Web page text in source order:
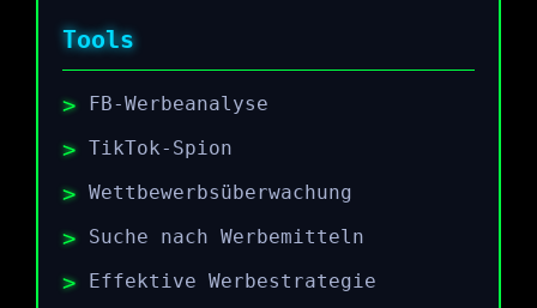
Tools
FB-Werbeanalyse
TikTok-Spion
Wettbewerbsüberwachung
Suche nach Werbemitteln
Effektive Werbestrategie